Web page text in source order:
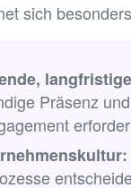
sich
langfristige
Präsenz und